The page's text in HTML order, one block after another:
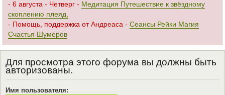
- 6 августа - Четверг - Медитация Путешествие к звёздному
скоплению плеяд,
- Помощь, поддержка от Андреаса - Сеансы Рейки Магия
Счастья Шумеров
Для просмотра этого форума вы должны быть
авторизованы.
Имя пользователя: